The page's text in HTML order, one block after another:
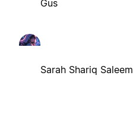
Gus
Sarah Shariq Saleem